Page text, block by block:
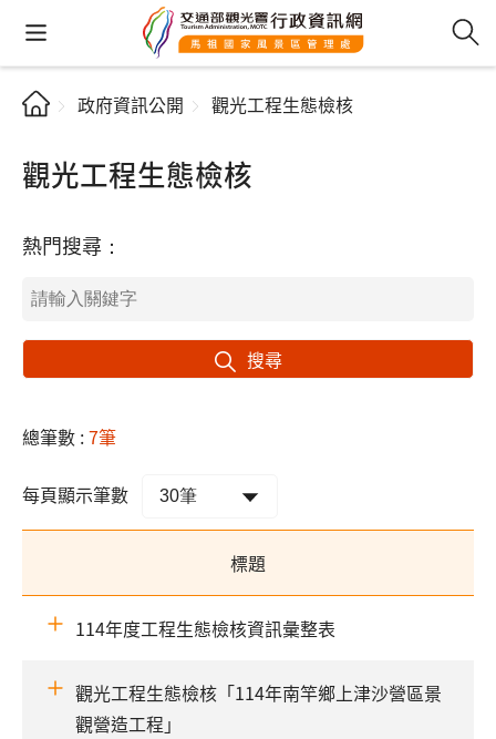
政府資訊公開 觀光工程生態檢核
觀光工程生態檢核
熱門搜尋：
搜尋
總筆數 :7筆
每頁顯示筆數
標題
114年度工程生態檢核資訊彙整表
觀光工程生態檢核「114年南竿鄉上津沙營區景
觀營造工程」